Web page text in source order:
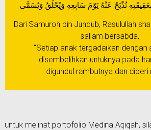
Dari Samuroh bin Jundub, Rasulullah
sallam bersabda,
“Setiap anak tergadaikan dengan
disembelihkan untuknya pada
digundul rambutnya dan diberi
untuk melihat portofolio Medina Aqiqah,